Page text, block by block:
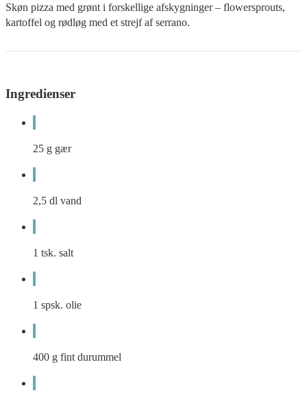
Skøn pizza med grønt i forskellige afskygninger – flowersprouts,
kartoffel og rødløg med et strejf af serrano.
Ingredienser
25 g gær
2,5 dl vand
1 tsk. salt
1 spsk. olie
400 g fint durummel